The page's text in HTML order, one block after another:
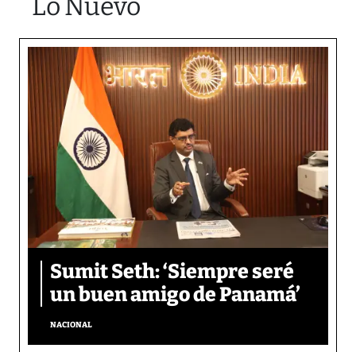
Lo Nuevo
Sumit Seth: ‘Siempre seré
un buen amigo de Panamá’
NACIONAL